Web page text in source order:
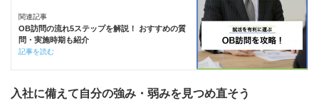
関連記事
OB訪問の流れ5ステップを解説！ おすすめの質
問・実施時期も紹介
記事を読む
入社に備えて自分の強み・弱みを見つめ直そう